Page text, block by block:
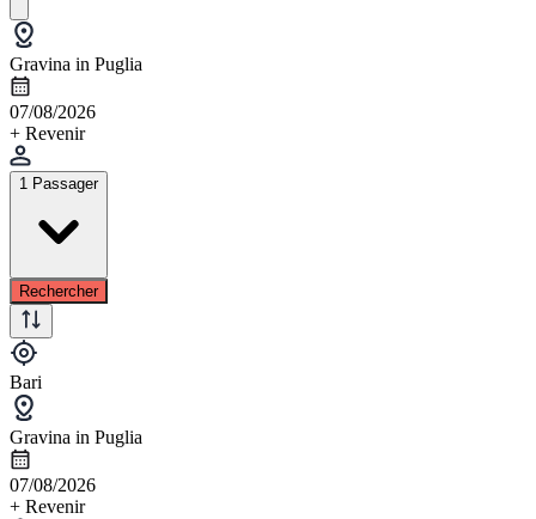
Gravina in Puglia
07/08/2026
+ Revenir
1 Passager
Rechercher
Bari
Gravina in Puglia
07/08/2026
+ Revenir